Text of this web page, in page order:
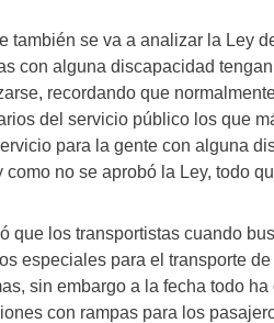
también se va a analizar la Ley
con alguna discapacidad
recordando que
del servicio público los que
para la gente con alguna
como no se aprobó la Ley, todo
que los transportistas cuando
especiales para el transporte
sin embargo a la fecha todo
con rampas para los